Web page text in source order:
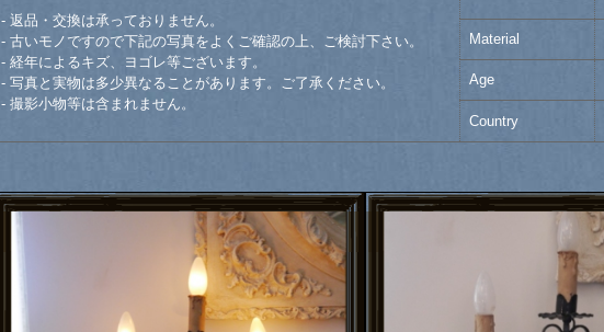
- 返品・交換は承っておりません。
- 古いモノですので下記の写真をよくご確認の上、ご検討下さい。
- 経年によるキズ、ヨゴレ等ございます。
- 写真と実物は多少異なることがあります。ご了承ください。
- 撮影小物等は含まれません。
Material
Age
Country